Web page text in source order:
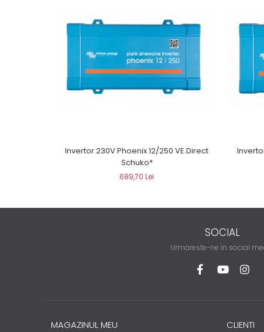
Invertor 230V Phoenix 12/250 VE.Direct
Schuko*
689,70 Lei
SOCIAL
Urmareste-ne in social
MAGAZINUL MEU CLIENTI